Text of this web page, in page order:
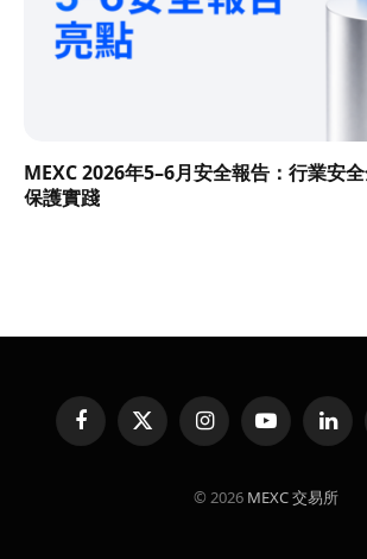
MEXC 2026年5–6月安全報告：行業安
保護實踐
FacebookX
(Twitter)
InstagramYouTube
© 2026 MEXC 交易所